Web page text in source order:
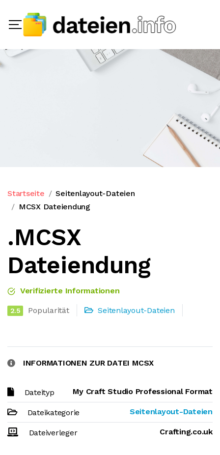
Startseite
Seitenlayout-Dateien
MCSX Dateiendung
.MCSX
Dateiendung
Verifizierte Informationen
2.5 Popularität Seitenlayout-Dateien
INFORMATIONEN ZUR DATEI MCSX
Dateityp My Craft Studio Professional Format
Dateikategorie Seitenlayout-Dateien
Dateiverleger Crafting.co.uk